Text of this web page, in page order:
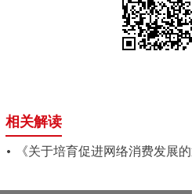
相关解读
《关于培育促进网络消费发展